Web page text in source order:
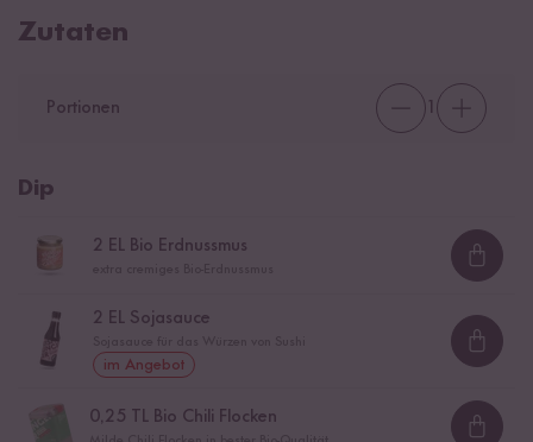
Zutaten
Portionen
Dip
2 EL Bio Erdnussmus
2 EL Sojasauce
im Angebot
0,25 TL Bio Chili Flocken